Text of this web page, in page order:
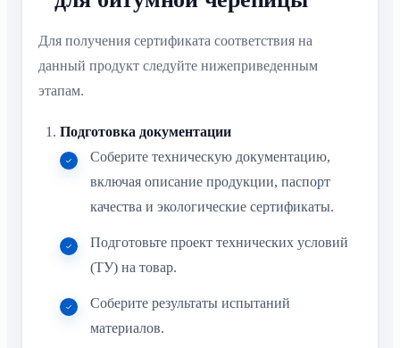
Для получения сертификата соответствия на
данный продукт следуйте нижеприведенным
этапам.
Подготовка документации
Соберите техническую документацию,
включая описание продукции, паспорт
качества и экологические сертификаты.
Подготовьте проект технических условий
(ТУ) на товар.
Соберите результаты испытаний
материалов.